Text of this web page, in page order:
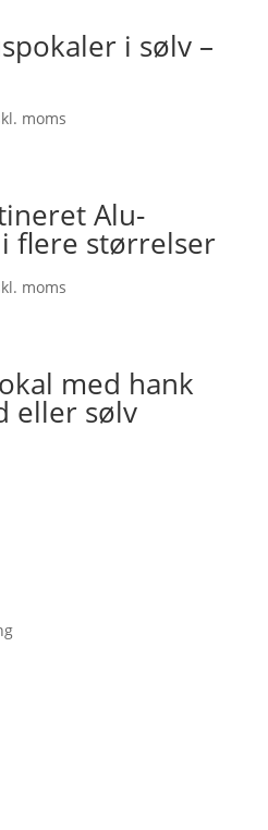
i sølv –
moms
Alu-
flere størrelser
moms
med hank
eller sølv